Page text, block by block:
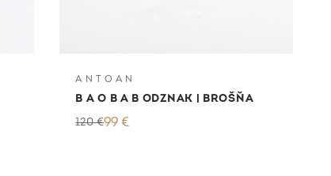
A N T O A N
B A O B A B ODZNAK | BROŠŇA
120€99 €